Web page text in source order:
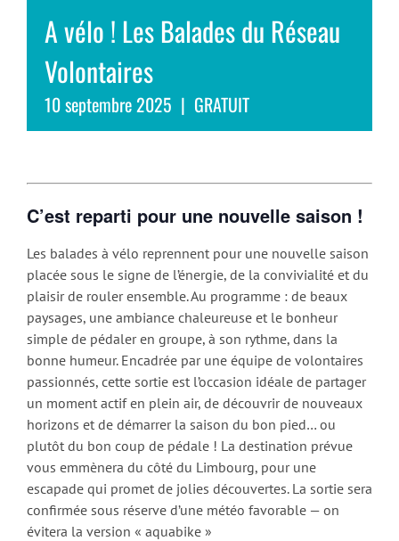
A vélo ! Les Balades du Réseau
Volontaires
10 septembre 2025 | GRATUIT
C’est reparti pour une nouvelle saison !
Les balades à vélo reprennent pour une nouvelle saison
placée sous le signe de l’énergie, de la convivialité et du
plaisir de rouler ensemble. Au programme : de beaux
paysages, une ambiance chaleureuse et le bonheur
simple de pédaler en groupe, à son rythme, dans la
bonne humeur. Encadrée par une équipe de volontaires
passionnés, cette sortie est l’occasion idéale de partager
un moment actif en plein air, de découvrir de nouveaux
horizons et de démarrer la saison du bon pied… ou
plutôt du bon coup de pédale ! La destination prévue
vous emmènera du côté du Limbourg, pour une
escapade qui promet de jolies découvertes. La sortie sera
confirmée sous réserve d’une météo favorable — on
évitera la version « aquabike »